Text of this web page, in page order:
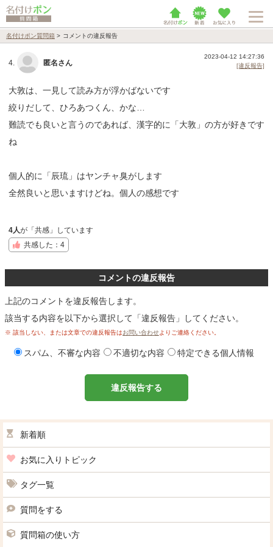
名付けポン質問箱 > コメントの違反報告
4. 匿名さん
2023-04-12 14:27:36
[違反報告]
大敦は、一見して読み方が浮かばないです
絞りだして、ひろあつくん、かな…
難読でも良いと言うのであれば、漢字的に「大敦」の方が好きです
ね
個人的に「辰琉」はヤンチャ臭がします
全然良いと思いますけどね。個人の感想です
4人が「共感」しています
共感した：4
コメントの違反報告
上記のコメントを違反報告します。
該当する内容を以下から選択して「違反報告」してください。
※ 該当しない、または文章での違反報告はお問い合わせよりご連絡ください。
スパム、不審な内容 不適切な内容 特定できる個人情報
違反報告する
新着順
お気に入りトピック
タグ一覧
質問をする
質問箱の使い方